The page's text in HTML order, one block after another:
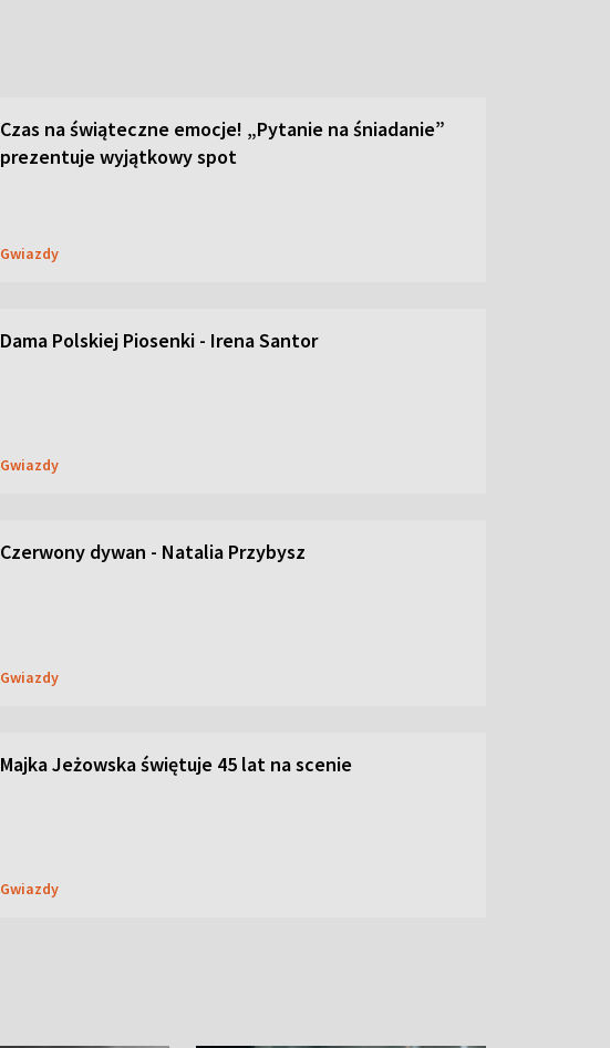
Czas na świąteczne emocje! „Pytanie na śniadanie”
prezentuje wyjątkowy spot
Gwiazdy
Dama Polskiej Piosenki - Irena Santor
Gwiazdy
Czerwony dywan - Natalia Przybysz
Gwiazdy
Majka Jeżowska świętuje 45 lat na scenie
Gwiazdy